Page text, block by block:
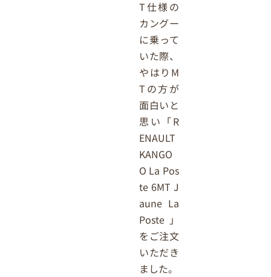
T仕様の
カングー
に乗って
いた際、
やはりM
Tの方が
面白いと
思い「R
ENAULT
KANGO
O La Pos
te 6MT J
aune La
Poste」
をご注文
いただき
ました。